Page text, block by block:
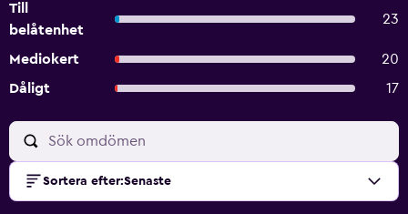
Till
belåtenhet
23
Mediokert
20
Dåligt
17
Sortera efter:Senaste